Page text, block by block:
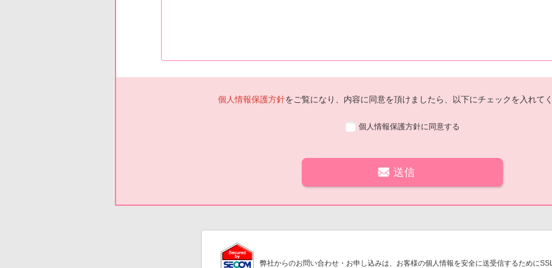
個人情報保護方針をご覧になり、内容に同意を頂けましたら、以下にチェックを入れてく
個人情報保護方針に同意する
弊社からのお問い合わせ・お申し込みは、お客様の個人情報を安全に送受信するために